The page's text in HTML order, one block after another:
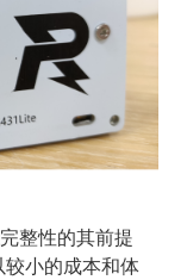
整性的其前提
小的成本和体